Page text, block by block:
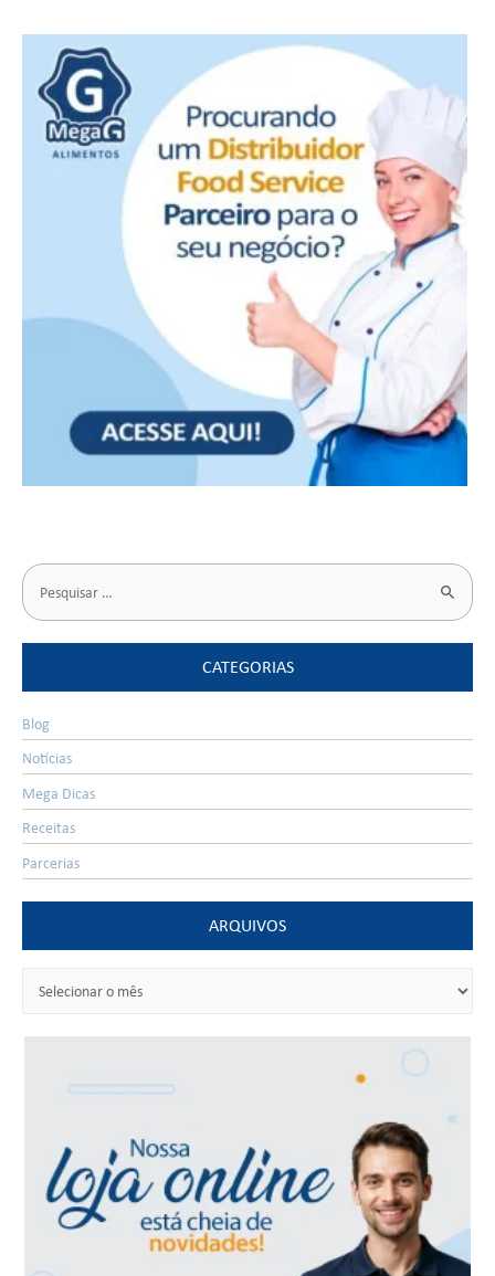
CATEGORIAS
Blog
Notícias
Mega Dicas
Receitas
Parcerias
ARQUIVOS